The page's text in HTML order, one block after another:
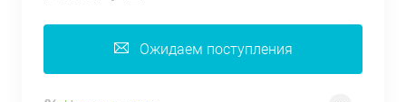
Ожидаем поступления